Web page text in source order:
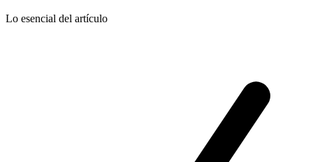
Lo esencial del artículo